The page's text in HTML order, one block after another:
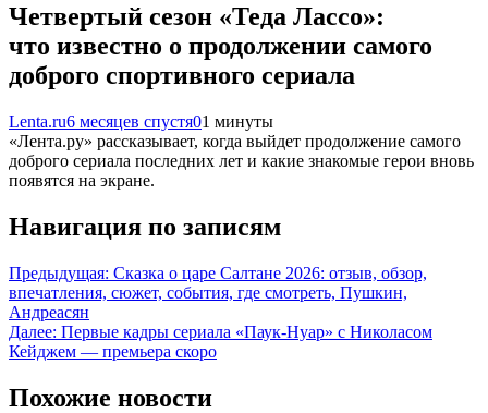
Четвертый сезон «Теда Лассо»:
что известно о продолжении самого
доброго спортивного сериала
Lenta.ru6 месяцев спустя01 минуты
«Лента.ру» рассказывает, когда выйдет продолжение самого
доброго сериала последних лет и какие знакомые герои вновь
появятся на экране.
Навигация по записям
Предыдущая: Сказка о царе Салтане 2026: отзыв, обзор,
впечатления, сюжет, события, где смотреть, Пушкин,
Андреасян
Далее: Первые кадры сериала «Паук-Нуар» с Николасом
Кейджем — премьера скоро
Похожие новости